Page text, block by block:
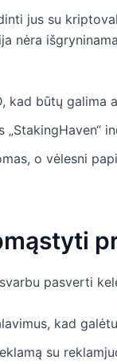
jus su
nėra
kad būtų galima
o vėlesni
pasverti
kad
su